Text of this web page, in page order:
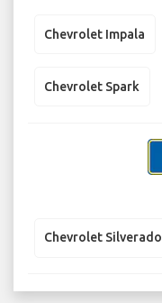
Chevrolet Impala
Chevrolet Spark
Chevrolet Silverado